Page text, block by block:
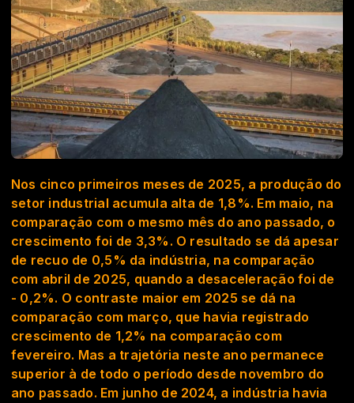
Nos cinco primeiros meses de 2025, a produção do
setor industrial acumula alta de 1,8%. Em maio, na
comparação com o mesmo mês do ano passado, o
crescimento foi de 3,3%. O resultado se dá apesar
de recuo de 0,5% da indústria, na comparação
com abril de 2025, quando a desaceleração foi de
- 0,2%. O contraste maior em 2025 se dá na
comparação com março, que havia registrado
crescimento de 1,2% na comparação com
fevereiro. Mas a trajetória neste ano permanece
superior à de todo o período desde novembro do
ano passado. Em junho de 2024, a indústria havia